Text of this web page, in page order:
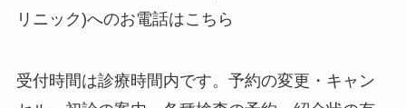
リニック)へのお電話はこちら
受付時間は診療時間内です。予約の変更・キャン